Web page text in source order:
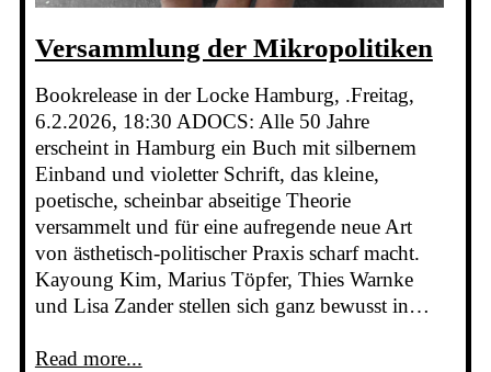
Versammlung der Mikropolitiken
Bookrelease in der Locke Hamburg, .Freitag,
6.2.2026, 18:30 ADOCS: Alle 50 Jahre
erscheint in Hamburg ein Buch mit silbernem
Einband und violetter Schrift, das kleine,
poetische, scheinbar abseitige Theorie
versammelt und für eine aufregende neue Art
von ästhetisch-politischer Praxis scharf macht.
Kayoung Kim, Marius Töpfer, Thies Warnke
und Lisa Zander stellen sich ganz bewusst in…
Read more...